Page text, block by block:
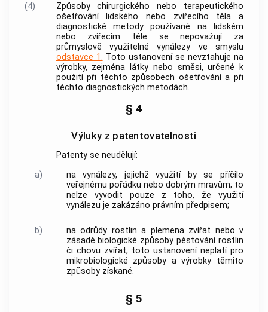
(4)
Způsoby chirurgického nebo terapeutického
ošetřování lidského nebo zvířecího těla a
diagnostické metody používané na lidském
nebo zvířecím těle se nepovažují za
průmyslově využitelné vynálezy ve smyslu
odstavce 1. Toto ustanovení se nevztahuje na
výrobky, zejména látky nebo směsi, určené k
použití při těchto způsobech ošetřování a při
těchto diagnostických metodách.
§ 4
Výluky z patentovatelnosti
Patenty se neudělují:
a)
na vynálezy, jejichž využití by se příčilo
veřejnému pořádku nebo dobrým mravům; to
nelze vyvodit pouze z toho, že využití
vynálezu je zakázáno právním předpisem;
b)
na odrůdy rostlin a plemena zvířat nebo v
zásadě biologické způsoby pěstování rostlin
či chovu zvířat; toto ustanovení neplatí pro
mikrobiologické způsoby a výrobky těmito
způsoby získané.
§ 5